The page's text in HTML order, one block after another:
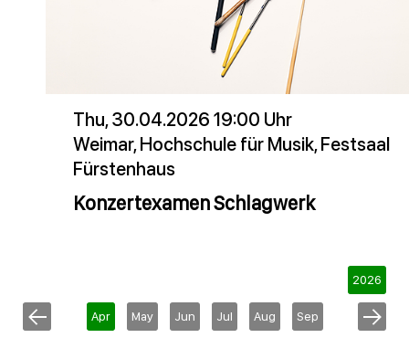
Thu, 30.04.2026 19:00 Uhr
Weimar, Hochschule für Musik, Festsaal
Fürstenhaus
Konzertexamen Schlagwerk
Apr May Jun Jul Aug Sep
2026